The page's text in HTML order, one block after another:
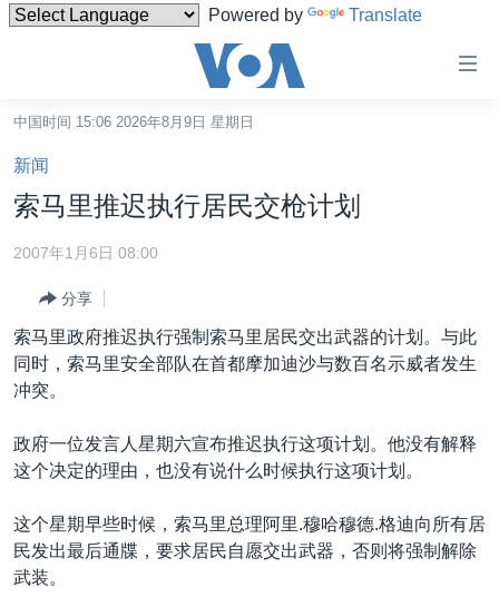
Powered by Translate
碍
链
接
跳
转
容
跳
转
导
航
转
到
检
中国
港澳
国际
最新国际新闻
中东
非洲
美洲
分类新闻
人权·法律·宗教
军事
劳工
热点专题
国会报道
美中关系
VOA今日焦点
中文广播
中国时间 15:06 2026年8月9日 星期日
新闻
索马里推迟执行居民交枪计划
2007年1月6日 08:00
分享
索马里政府推迟执行强制索马里居民交出武器的计划。与此
同时，索马里安全部队在首都摩加迪沙与数百名示威者发生
冲突。
政府一位发言人星期六宣布推迟执行这项计划。他没有解释
这个决定的理由，也没有说什么时候执行这项计划。
这个星期早些时候，索马里总理阿里.穆哈穆德.格迪向所有居
民发出最后通牒，要求居民自愿交出武器，否则将强制解除
武装。